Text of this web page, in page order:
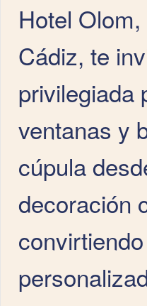
Hotel
Cádiz, te
privilegiada
ventanas y
cúpula
decoración